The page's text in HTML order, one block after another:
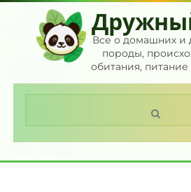
Перейти
контенту
Все о домашних и
породы,
обитания,